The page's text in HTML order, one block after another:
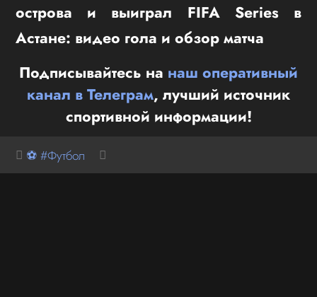
острова и выиграл FIFA Series в
Астане: видео гола и обзор матча
Подписывайтесь на наш оперативный
канал в Телеграм, лучший источник
спортивной информации!
⚽ #Футбол